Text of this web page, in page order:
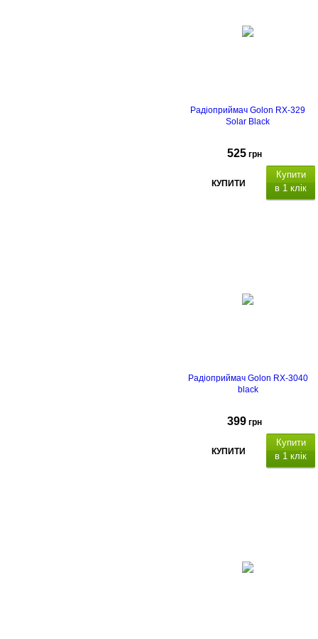
Радіоприймач Golon RX-329
Solar Black
525 грн
КУПИТИ
Купити
в 1 клік
Радіоприймач Golon RX-3040
black
399 грн
КУПИТИ
Купити
в 1 клік